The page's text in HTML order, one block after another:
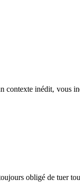
contexte inédit, vous
obligé de tuer